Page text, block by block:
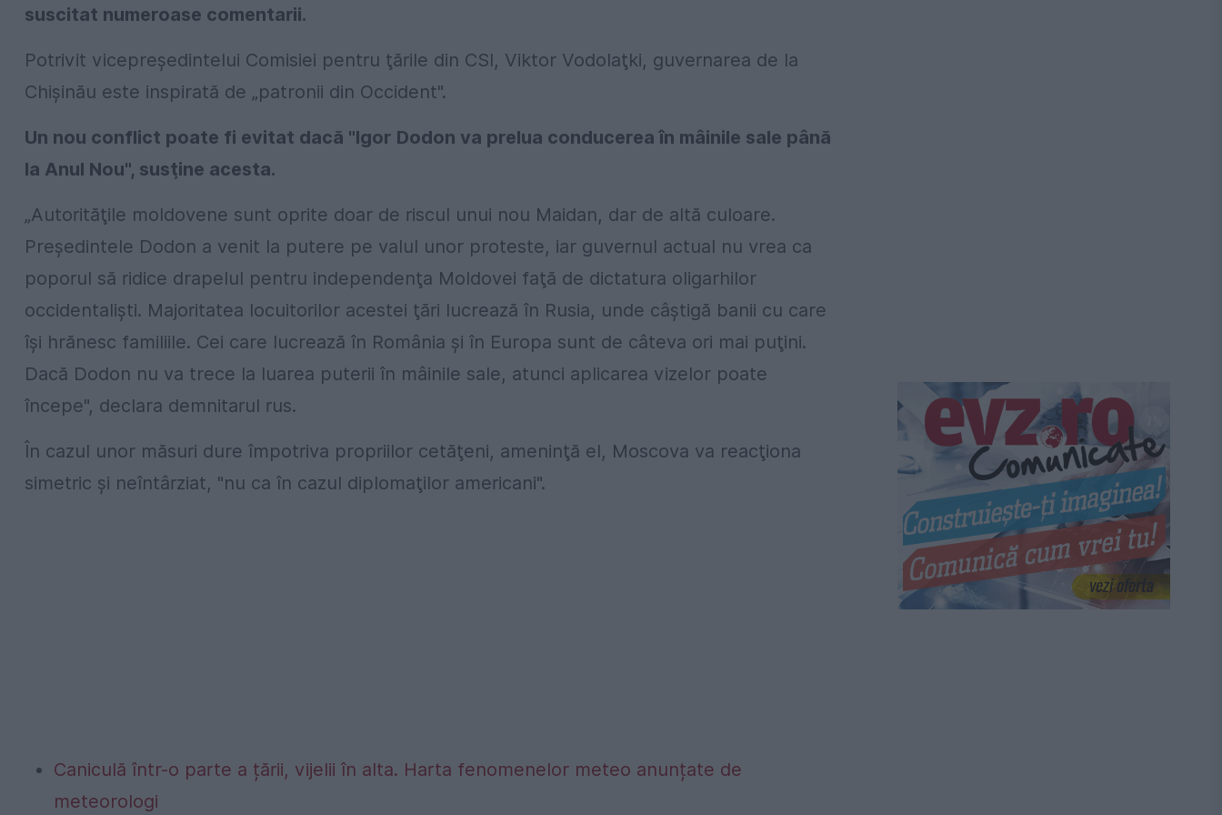
suscitat numeroase comentarii.
Potrivit vicepreşedintelui Comisiei pentru ţările din CSI, Viktor Vodolaţki, guvernarea de la
Chişinău este inspirată de „patronii din Occident".
Un nou conflict poate fi evitat dacă "Igor Dodon va prelua conducerea în mâinile sale până
la Anul Nou", susţine acesta.
„Autorităţile moldovene sunt oprite doar de riscul unui nou Maidan, dar de altă culoare.
Preşedintele Dodon a venit la putere pe valul unor proteste, iar guvernul actual nu vrea ca
poporul să ridice drapelul pentru independenţa Moldovei faţă de dictatura oligarhilor
occidentalişti. Majoritatea locuitorilor acestei ţări lucrează în Rusia, unde câştigă banii cu care
îşi hrănesc familiile. Cei care lucrează în România şi în Europa sunt de câteva ori mai puţini.
Dacă Dodon nu va trece la luarea puterii în mâinile sale, atunci aplicarea vizelor poate
începe", declara demnitarul rus.
În cazul unor măsuri dure împotriva propriilor cetăţeni, ameninţă el, Moscova va reacţiona
simetric şi neîntârziat, "nu ca în cazul diplomaţilor americani".
Caniculă într-o parte a țării, vijelii în alta. Harta fenomenelor meteo anunțate de
meteorologi